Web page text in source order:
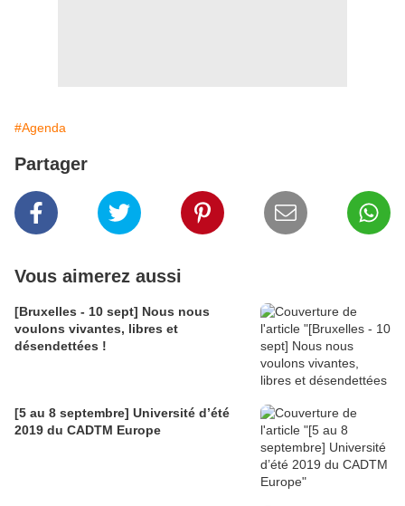
#Agenda
Partager
Vous aimerez aussi
[Bruxelles - 10 sept] Nous nous
voulons vivantes, libres et
désendettées !
[5 au 8 septembre] Université d’été
2019 du CADTM Europe